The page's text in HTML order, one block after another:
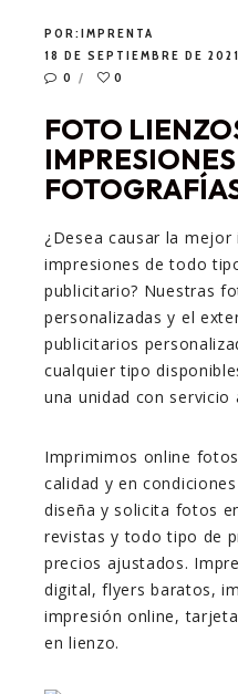
POR:IMPRENTA
18 DE SEPTIEMBRE DE 2021
0
0
FOTO
¿Desea causar la
impresiones de todo
publicitario? Nuestras
personalizadas y el
publicitarios
cualquier tipo
una unidad con servicio
Imprimimos online
calidad y en
diseña y solicita fotos
revistas y todo tipo de
precios ajustados.
digital, flyers baratos,
impresión online,
en lienzo.